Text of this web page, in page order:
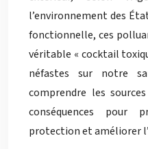
l’environnement des
fonctionnelle, ces
véritable « cocktail
néfastes sur notre
comprendre les
conséquences pour
protection et améliorer